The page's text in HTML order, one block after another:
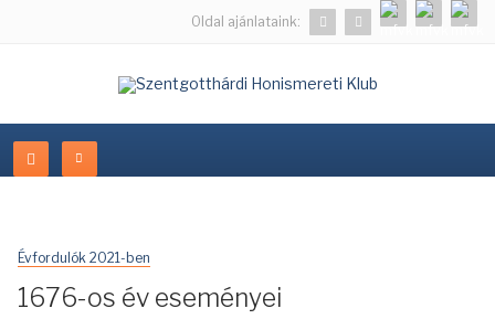
Oldal ajánlataink:
Évfordulók 2021-ben
1676-os év eseményei